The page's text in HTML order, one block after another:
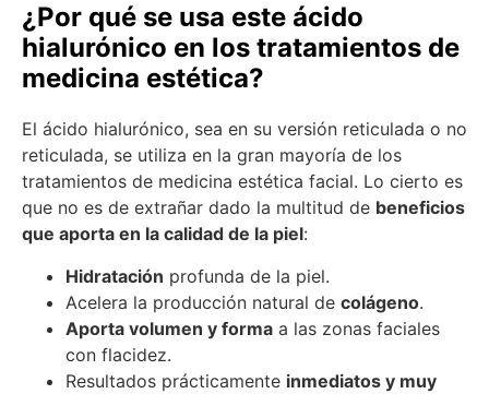
¿Por qué se usa este ácido
hialurónico en los tratamientos de
medicina estética?
El ácido hialurónico, sea en su versión reticulada o no
reticulada, se utiliza en la gran mayoría de los
tratamientos de medicina estética facial. Lo cierto es
que no es de extrañar dado la multitud de beneficios
que aporta en la calidad de la piel:
Hidratación profunda de la piel.
Acelera la producción natural de colágeno.
Aporta volumen y forma a las zonas faciales
con flacidez.
Resultados prácticamente inmediatos y muy